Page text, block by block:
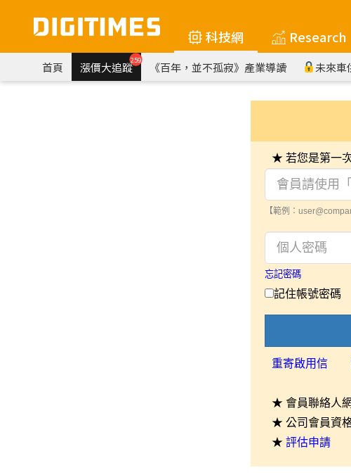
科技網 Research
首頁 漲價大追蹤259 《百年，並不孤寂》產業導讀 未來車
★ 若您是第一
【範例：
忘記密碼
記住帳號密碼
重寄啟用信
★ 會員聯絡人
★ 公司會員資
★ 評估申請